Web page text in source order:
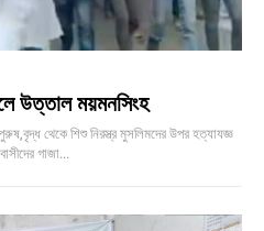
উত্তাল ময়মনসিংহ
পুরুষ,বৃদ্ধ থেকে শিশু নিরস্ত্র মুসলিমদের উপর হত্যাযজ্ঞ
গাজা...